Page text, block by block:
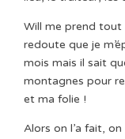
Will me prend tout
redoute que je
mois mais il sait
montagnes pour
et ma folie !
Alors on l’a fait,